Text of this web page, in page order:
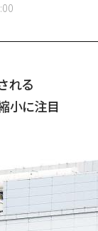
れる
小に注目